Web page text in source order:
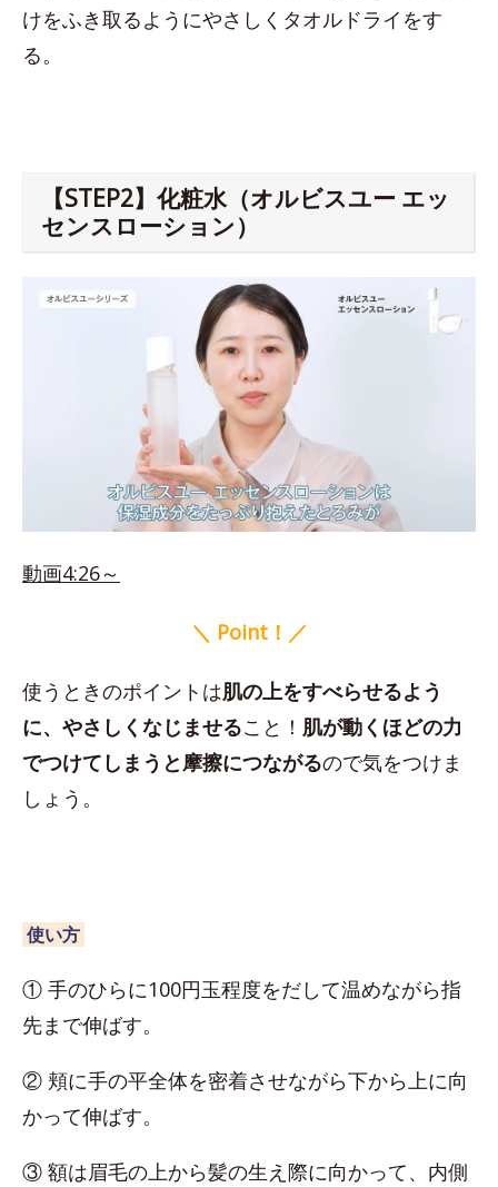
けをふき取るようにやさしくタオルドライをす
る。
【STEP2】化粧水（オルビスユー エッ
センスローション）
動画4:26～
＼ Point！／
使うときのポイントは肌の上をすべらせるよう
に、やさしくなじませること！ 肌が動くほどの力
でつけてしまうと摩擦につながるので気をつけま
しょう。
使い方
① 手のひらに100円玉程度をだして温めながら指
先まで伸ばす。
② 頬に手の平全体を密着させながら下から上に向
かって伸ばす。
③ 額は眉毛の上から髪の生え際に向かって、内側